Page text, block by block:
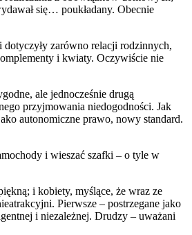
się… poukładany. Obecnie
dotyczyły zarówno relacji rodzinnych,
i kwiaty. Oczywiście nie
ale jednocześnie drugą
przyjmowania niedogodności. Jak
autonomiczne prawo, nowy standard.
i wieszać szafki – o tyle w
i kobiety, myślące, że wraz ze
Pierwsze – postrzegane jako
i niezależnej. Drudzy – uważani